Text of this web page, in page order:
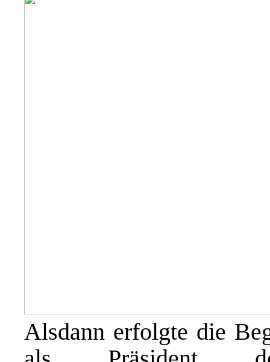
Alsdann erfolgte die